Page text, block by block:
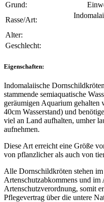
Grund:
Rasse/Art:
Alter:
Geschlecht:
Eigenschaften:
Indomalaiische
stammende semiaquatische
geräumigen Aquarium
40cm Wasserstand) und
viel an Land aufhalten, umher
aufnehmen.
Diese Art erreicht eine Größe
von pflanzlicher als auch von
Alle Dornschildkröten stehen
Artenschutzabkommens und
Artenschutzverordnung, somit
Pflegevertrag über die untere